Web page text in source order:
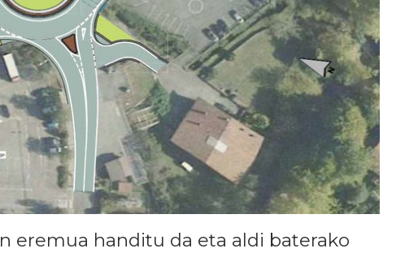
eremua handitu da eta aldi baterako